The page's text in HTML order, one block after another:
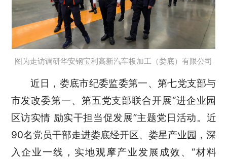
图为走访调研华安钢宝利高新汽车板加工（娄底）有限公司
近日，娄底市纪委监委第一、第七党支部与
市发改委第一、第五党支部联合开展“进企业园
区访实情 励实干担当促发展”主题党日活动。近
90名党员干部走进娄底经开区、娄星产业园，深
入企业一线，实地观摩产业发展成效、“材料